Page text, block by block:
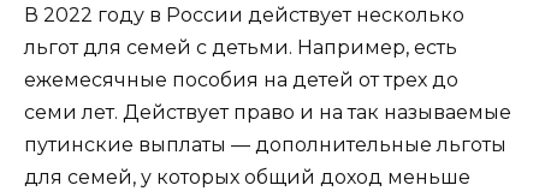
В 2022 году в России действует несколько
льгот для семей с детьми. Например, есть
ежемесячные пособия на детей от трех до
семи лет. Действует право и на так называемые
путинские выплаты — дополнительные льготы
для семей, у которых общий доход меньше